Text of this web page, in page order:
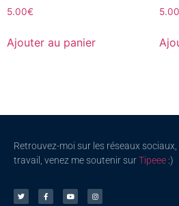
5.00€
Ajouter au panier
5.00
Retrouvez-moi sur les réseaux
travail, venez me soutenir surTipeee :)